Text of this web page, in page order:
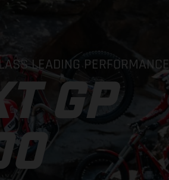
LEADING PERFORMANCE
GP